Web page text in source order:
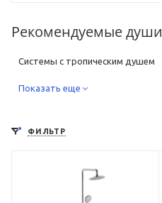
Рекомендуемые души
Системы с тропическим душем
Системы с термостатом
Показать еще
ФИЛЬТР